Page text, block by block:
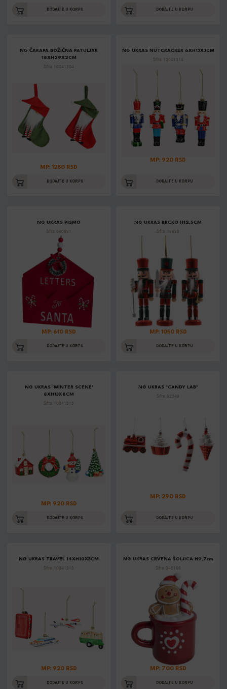
DODAJTE U KORPU DODAJTE U KORPU
NG ČARAPA BOŽIĆNA PATULJAK
18XH29X2CM
Šifra: 10041304
MP: 1280 RSD
DODAJTE U KORPU
NG UKRAS NUTCRACKER 6XH13X3CM
Šifra: 10041314
MP: 920 RSD
DODAJTE U KORPU
NG UKRAS PISMO
Šifra: 060851
MP: 610 RSD
DODAJTE U KORPU
NG UKRAS KRCKO H12,5CM
Šifra: 76638
MP: 1050 RSD
DODAJTE U KORPU
NG UKRAS 'WINTER SCENE'
8XH13X8CM
Šifra: 10041315
MP: 920 RSD
DODAJTE U KORPU
NG UKRAS "CANDY LAB"
Šifra: 92349
MP: 290 RSD
DODAJTE U KORPU
NG UKRAS TRAVEL 14XH10X3CM
Šifra: 10041318
MP: 920 RSD
DODAJTE U KORPU
NG UKRAS CRVENA ŠOLJICA H9,7cm
Šifra: 046166
MP: 700 RSD
DODAJTE U KORPU